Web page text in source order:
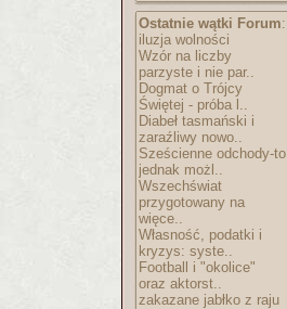
Ostatnie wątki Forum:
iluzja wolności
Wzór na liczby
parzyste i nie par..
Dogmat o Trójcy
Świętej - próba l..
Diabeł tasmański i
zaraźliwy nowo..
Sześcienne odchody-to
jednak możl..
Wszechświat
przygotowany na
więce..
Własność, podatki i
kryzys: syste..
Football i "okolice"
oraz aktorst..
zakazane jabłko z raju